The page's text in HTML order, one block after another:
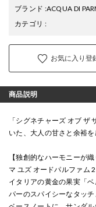
ブランド :ACQUA DI
カテゴリ :
お気に入り登
商品説明
「シグネチャーズ オブ
いた、大人の甘さと余裕を
【独創的なハーモニーが
マ ユズ オードパルファム
イタリアの黄金の果実「
パーのスパイシーなタッ